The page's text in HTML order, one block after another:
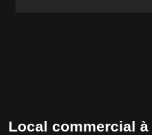
Local commercial